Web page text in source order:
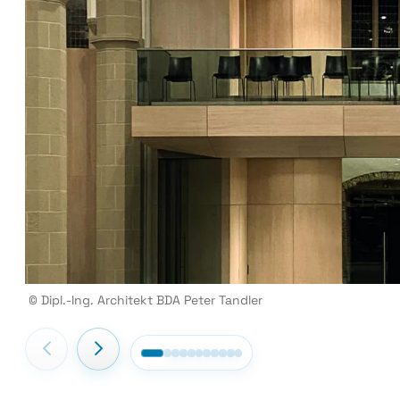
© Dipl.-Ing. Architekt BDA Peter Tandler